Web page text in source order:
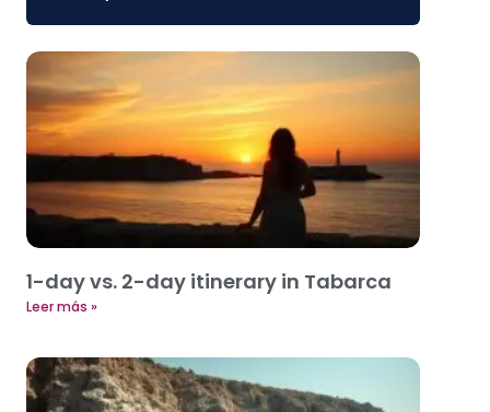
1-day vs. 2-day itinerary in Tabarca
Leer más »